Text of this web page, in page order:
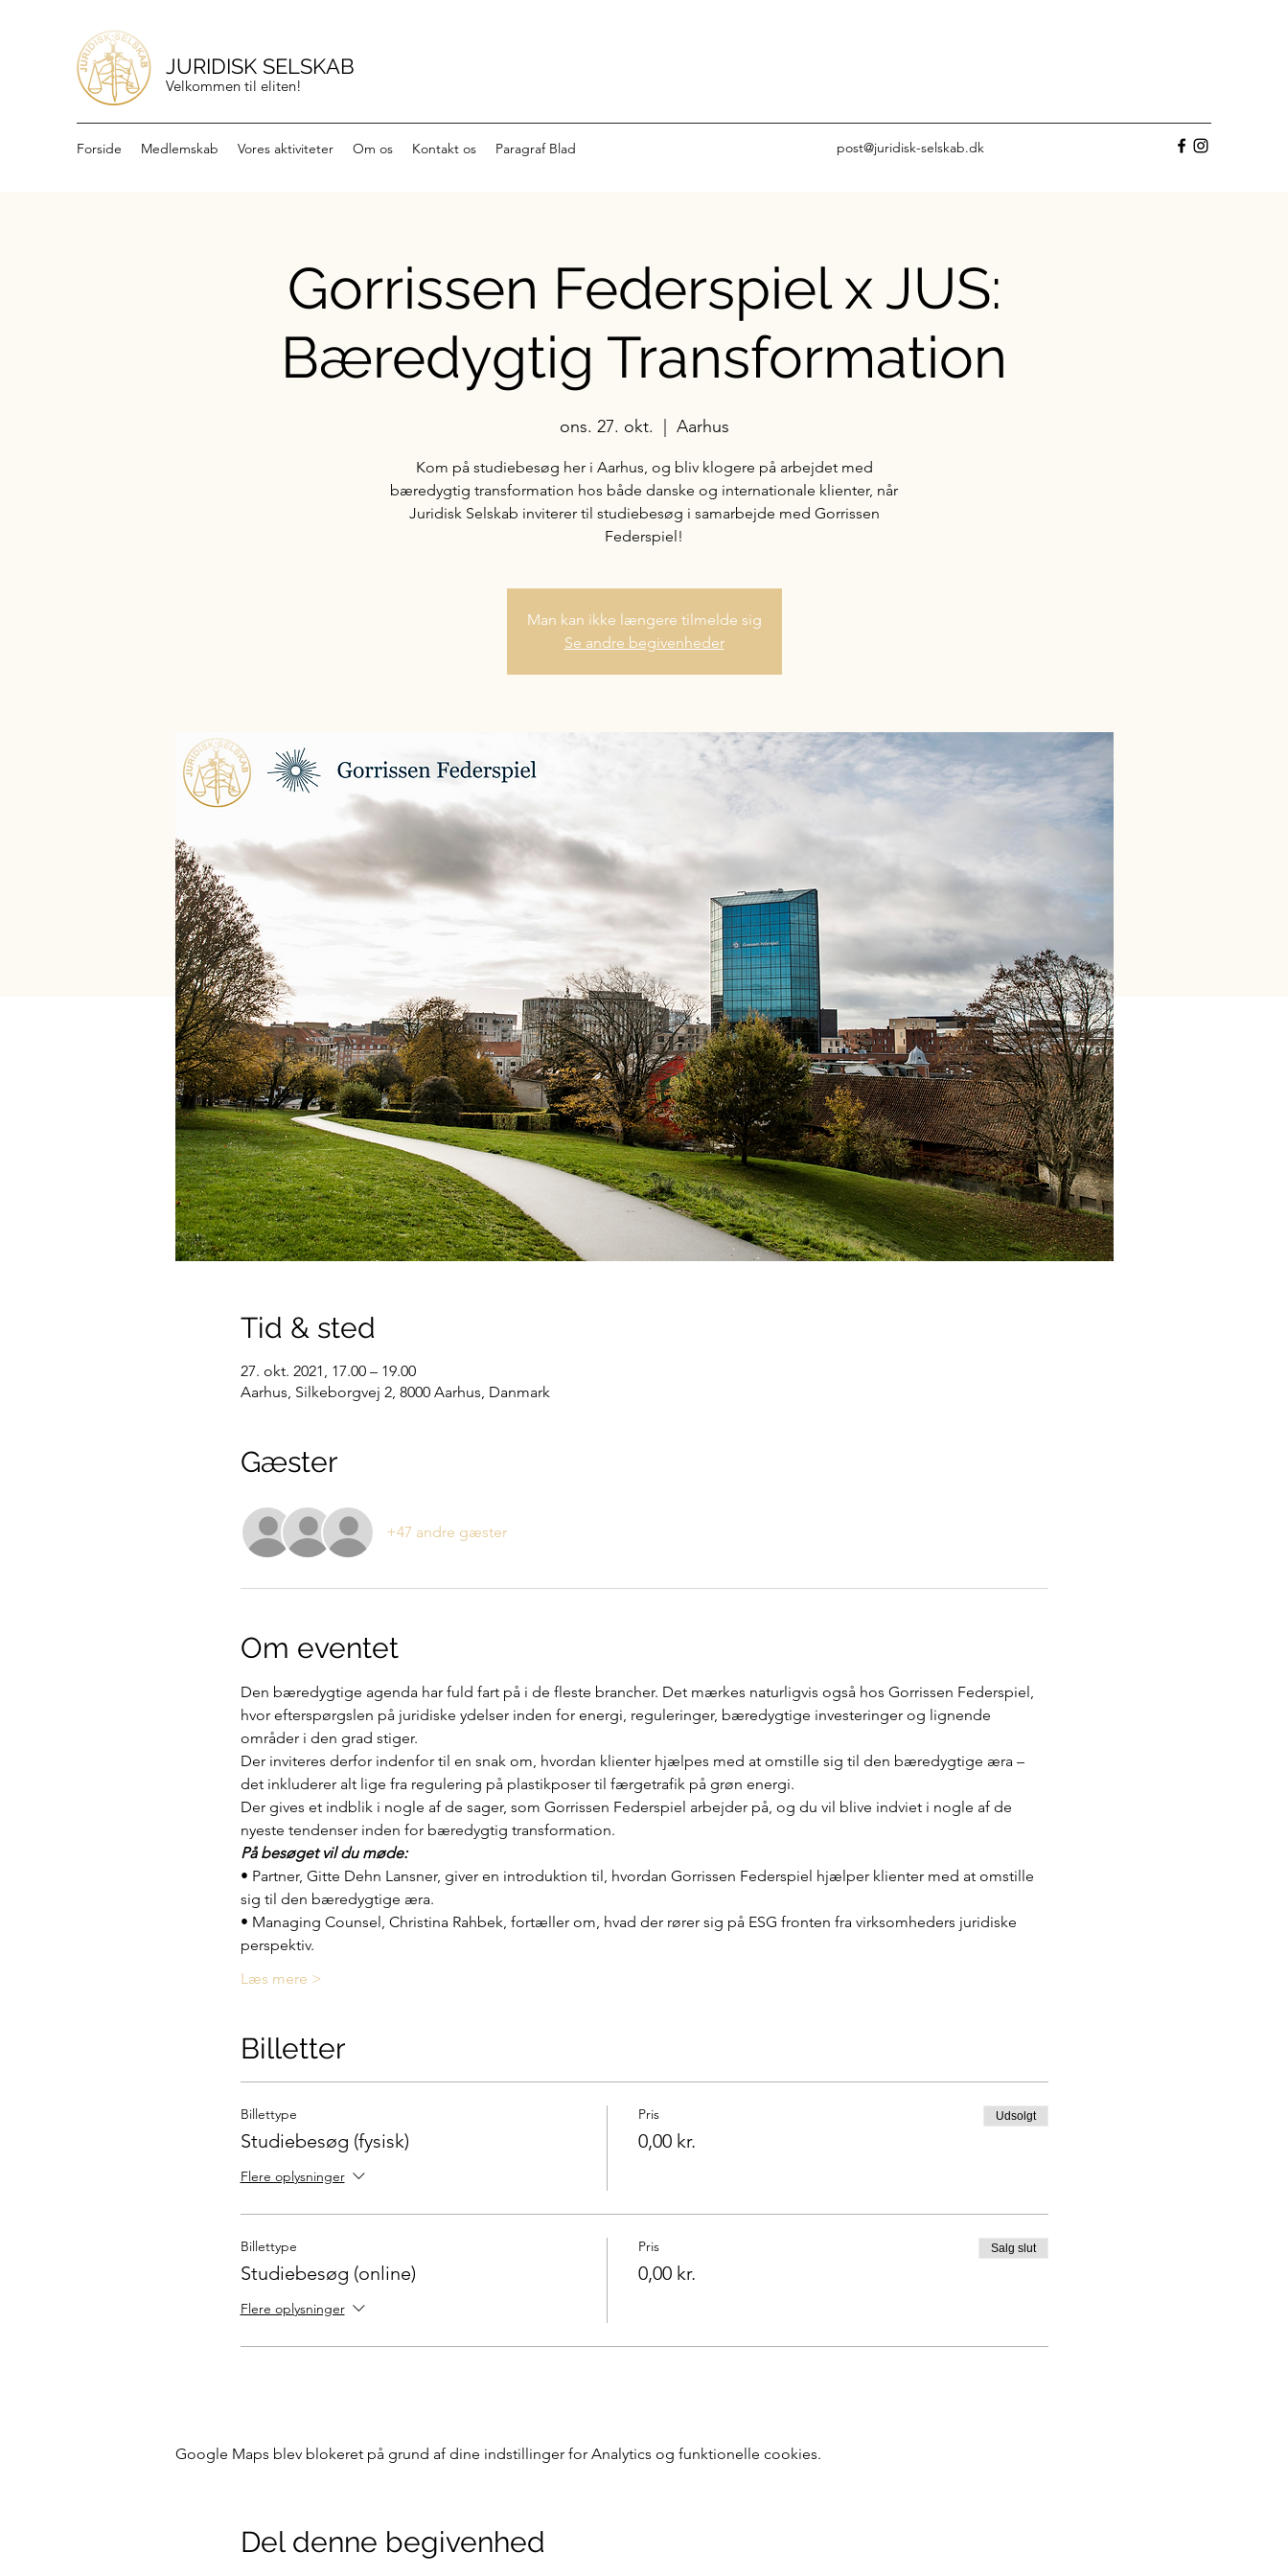
JURIDISK SELSKAB
Velkommen til eliten!
Forside Medlemskab Vores aktiviteter Om os Kontakt os Paragraf Blad post@juridisk-selskab.dk
Gorrissen Federspiel x JUS:
Bæredygtig Transformation
ons. 27. okt. Aarhus
Kom på studiebesøg her i Aarhus, og bliv klogere på arbejdet med
bæredygtig transformation hos både danske og internationale klienter, når
Juridisk Selskab inviterer til studiebesøg i samarbejde med Gorrissen
Federspiel!
Man kan ikke længere tilmelde sig
Se andre begivenheder
Tid & sted
27. okt. 2021, 17.00 – 19.00
Aarhus, Silkeborgvej 2, 8000 Aarhus, Danmark
Gæster
+47 andre gæster
Om eventet
Den bæredygtige agenda har fuld fart på i de fleste brancher. Det mærkes naturligvis også hos Gorrissen Federspiel,
hvor efterspørgslen på juridiske ydelser inden for energi, reguleringer, bæredygtige investeringer og lignende
områder i den grad stiger.
Der inviteres derfor indenfor til en snak om, hvordan klienter hjælpes med at omstille sig til den bæredygtige æra –
det inkluderer alt lige fra regulering på plastikposer til færgetrafik på grøn energi.
Der gives et indblik i nogle af de sager, som Gorrissen Federspiel arbejder på, og du vil blive indviet i nogle af de
nyeste tendenser inden for bæredygtig transformation.
På besøget vil du møde:
• Partner, Gitte Dehn Lansner, giver en introduktion til, hvordan Gorrissen Federspiel hjælper klienter med at omstille
sig til den bæredygtige æra.
• Managing Counsel, Christina Rahbek, fortæller om, hvad der rører sig på ESG fronten fra virksomheders juridiske
perspektiv.
Læs mere >
Billetter
Billettype
Studiebesøg (fysisk)
Flere oplysninger
Pris
0,00 kr.
Udsolgt
Billettype
Studiebesøg (online)
Flere oplysninger
Pris
0,00 kr.
Salg slut
Google Maps blev blokeret på grund af dine indstillinger for Analytics og funktionelle cookies.
Del denne begivenhed